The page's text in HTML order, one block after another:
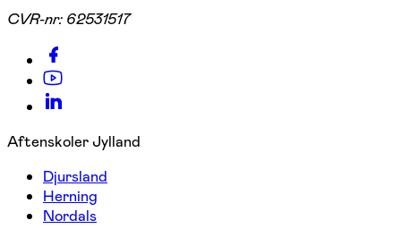
CVR-nr: 62531517
Aftenskoler Jylland
Djursland
Herning
Nordals